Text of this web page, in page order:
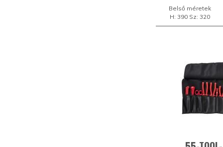
Belső méretek
H: 390 Sz: 320